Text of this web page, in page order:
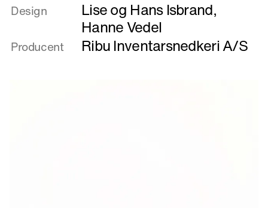
om
Design Lise og Hans Isbrand,
Hanne Vedel
Producent Ribu Inventarsnedkeri A/S